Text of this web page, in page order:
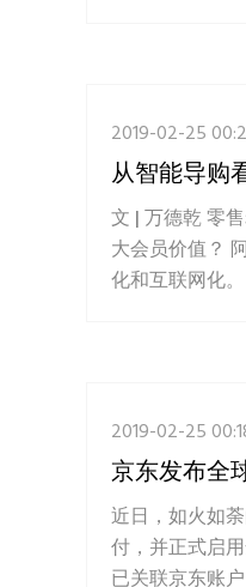
2019-02-25
从智能导购
文 | 万德乾 零
大会员价值？
化和互联网化
2019-02-25
京东发布全
近日，如火如
付，并正式启
已关联京东账